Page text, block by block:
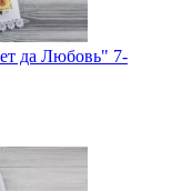
да Любовь" 7-